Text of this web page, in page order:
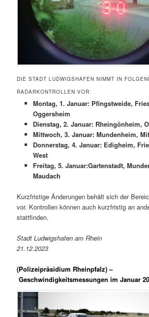
DIE STADT LUDWIGSHAFEN NIMMT IN
RADARKONTROLLEN VOR:
Montag, 1. Januar: Pfingstweide,
Oggersheim
Dienstag, 2. Januar: Rheingönheim,
Mittwoch, 3. Januar: Mundenheim,
Donnerstag, 4. Januar: Edigheim,
West
Freitag, 5. Januar:Gartenstadt,
Maudach
Kurzfristige Änderungen behält sich der
vor. Kontrollen können auch kurzfristig an
stattfinden.
Stadt Ludwigshafen am Rhein
21.12.2023
(Polizeipräsidium Rheinpfalz) –
Geschwindigkeitsmessungen im Januar